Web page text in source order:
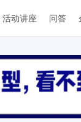
活动讲座 问答